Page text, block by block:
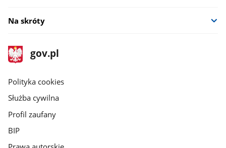
Na skróty
stopka
gov.pl
Strona
gov.pl
gov.pl
Polityka cookies
Służba cywilna
Profil zaufany
BIP